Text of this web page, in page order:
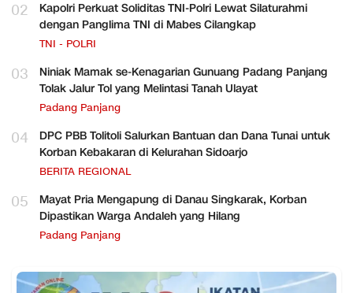
02
Kapolri Perkuat Soliditas TNI-Polri Lewat Silaturahmi
dengan Panglima TNI di Mabes Cilangkap
TNI - POLRI
03
Niniak Mamak se-Kenagarian Gunuang Padang Panjang
Tolak Jalur Tol yang Melintasi Tanah Ulayat
Padang Panjang
04
DPC PBB Tolitoli Salurkan Bantuan dan Dana Tunai untuk
Korban Kebakaran di Kelurahan Sidoarjo
BERITA REGIONAL
05
Mayat Pria Mengapung di Danau Singkarak, Korban
Dipastikan Warga Andaleh yang Hilang
Padang Panjang